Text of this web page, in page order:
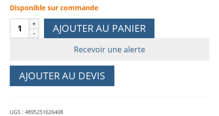
Disponible sur commande
quantité
de
EcoFlow
DELTA
AJOUTER AU PANIER
Recevoir une alerte
AJOUTER AU DEVIS
UGS : 4895251626408